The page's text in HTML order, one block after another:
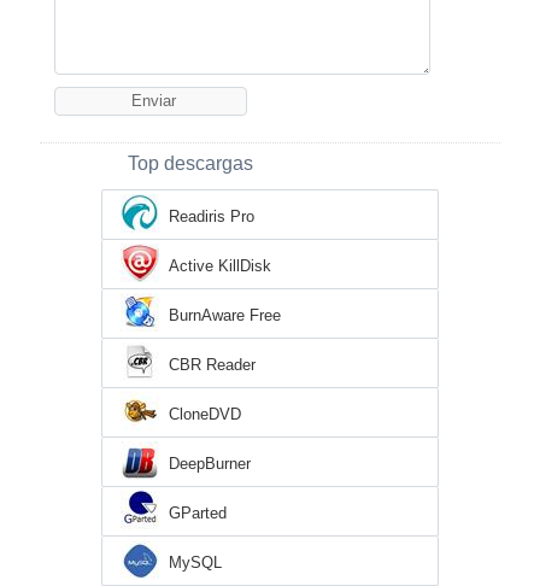
Top descargas
Readiris Pro
Active KillDisk
BurnAware Free
CBR Reader
CloneDVD
DeepBurner
GParted
MySQL